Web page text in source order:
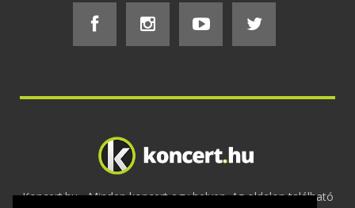
Koncert.hu - Minden koncert egy helyen. Az oldalon található